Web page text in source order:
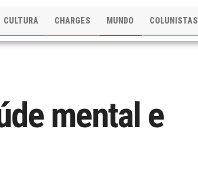
CULTURA CHARGES MUNDO COLUNISTAS
mental e